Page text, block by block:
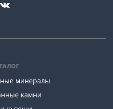
минералы
камни